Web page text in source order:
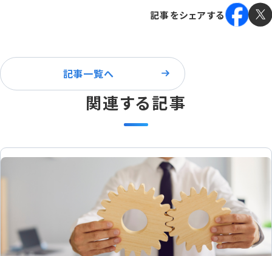
記事をシェアする
記事一覧へ
関連する記事